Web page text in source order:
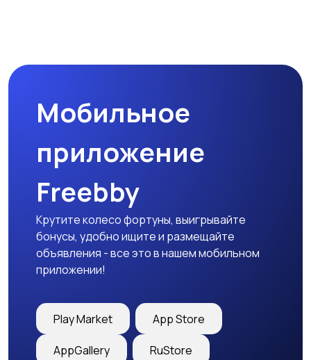
Мобильное
приложение
Freebby
Крутите колесо фортуны, выигрывайте
бонусы, удобно ищите и размещайте
объявления - все это в нашем мобильном
приложении!
Play Market App Store
AppGallery RuStore